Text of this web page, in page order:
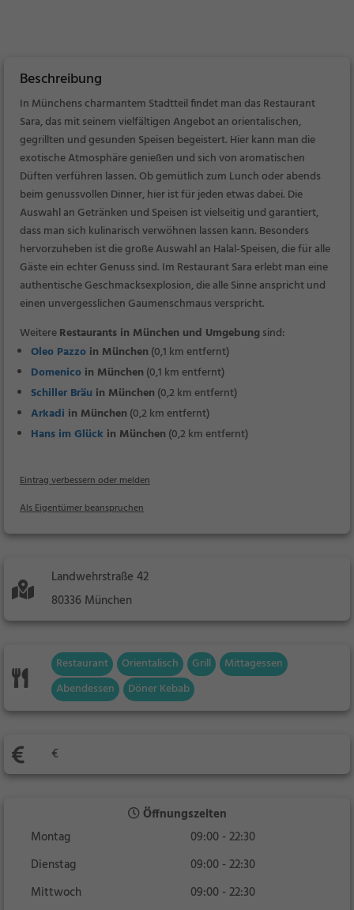
Beschreibung
In Münchens charmantem Stadtteil findet man das Restaurant
Sara, das mit seinem vielfältigen Angebot an orientalischen,
gegrillten und gesunden Speisen begeistert. Hier kann man die
exotische Atmosphäre genießen und sich von aromatischen
Düften verführen lassen. Ob gemütlich zum Lunch oder abends
beim genussvollen Dinner, hier ist für jeden etwas dabei. Die
Auswahl an Getränken und Speisen ist vielseitig und garantiert,
dass man sich kulinarisch verwöhnen lassen kann. Besonders
hervorzuheben ist die große Auswahl an Halal-Speisen, die für alle
Gäste ein echter Genuss sind. Im Restaurant Sara erlebt man eine
authentische Geschmacksexplosion, die alle Sinne anspricht und
einen unvergesslichen Gaumenschmaus verspricht.
WeitereRestaurants in München und Umgebungsind:
Oleo Pazzo in München (0,1 km entfernt)
Domenico in München (0,1 km entfernt)
Schiller Bräu in München (0,2 km entfernt)
Arkadi in München (0,2 km entfernt)
Hans im Glück in München (0,2 km entfernt)
Eintrag verbessern oder melden
Als Eigentümer beanspruchen
Landwehrstraße 42
80336 München
Restaurant Orientalisch Grill
Mittagessen
Abendessen
Döner Kebab
€
Öffnungszeiten
Montag
09:00 - 22:30
Dienstag
09:00 - 22:30
Mittwoch
09:00 - 22:30